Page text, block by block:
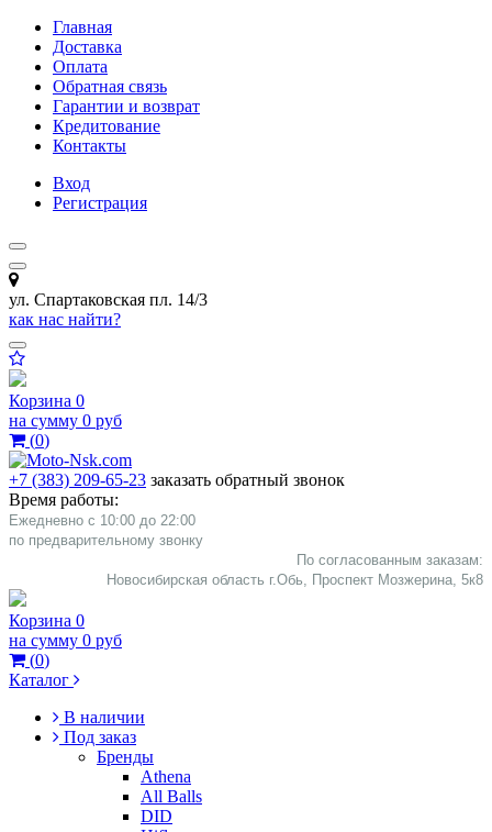
Главная
Доставка
Оплата
Обратная связь
Гарантии и возврат
Кредитование
Контакты
Вход
Регистрация
ул. Спартаковская пл. 14/3
как нас найти?
Корзина 0
на сумму 0 руб
(0)
+7 (383) 209-65-23 заказать обратный звонок
Время работы:
Ежедневно с 10:00 до 22:00
​по предварительному звонку
По согласованным заказам:
Новосибирская область г.Обь, Проспект Мозжерина, 5к8​
Корзина 0
на сумму 0 руб
(0)
Каталог
В наличии
Под заказ
Бренды
Athena
All Balls
DID